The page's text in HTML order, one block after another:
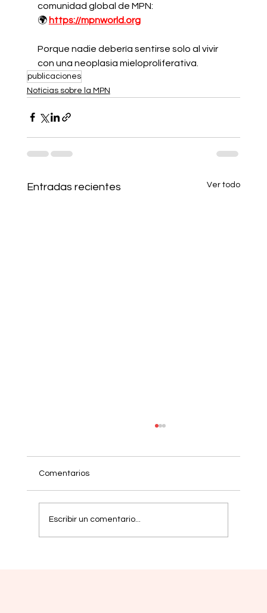
comunidad global de MPN:
🌍 https://mpnworld.org
Porque nadie debería sentirse solo al vivir
con una neoplasia mieloproliferativa.
publicaciones
Notícias sobre la MPN
Entradas recientes Ver todo
Comentarios
Escribir un comentario...